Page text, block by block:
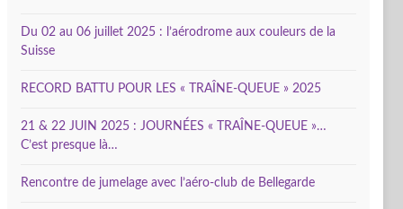
Du 02 au 06 juillet 2025 : l’aérodrome aux couleurs de la
Suisse
RECORD BATTU POUR LES « TRAÎNE-QUEUE » 2025
21 & 22 JUIN 2025 : JOURNÉES « TRAÎNE-QUEUE »…
C’est presque là…
Rencontre de jumelage avec l’aéro-club de Bellegarde